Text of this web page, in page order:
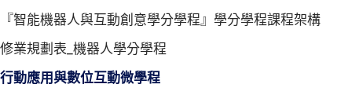
『智能機器人與互動創意學分學程』學分學程課程架構
修業規劃表_機器人學分學程
行動應用與數位互動微學程